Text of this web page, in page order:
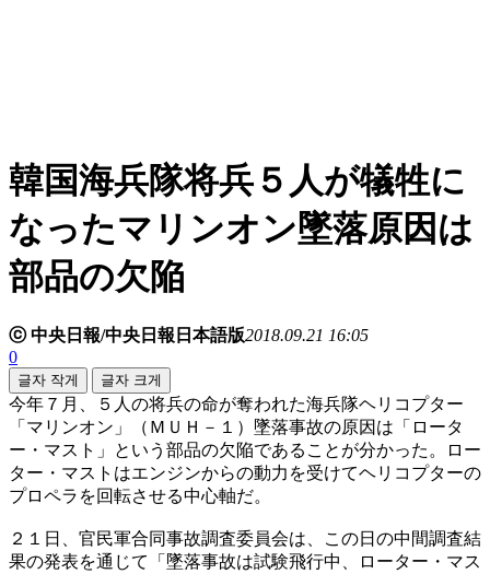
韓国海兵隊将兵５人が犠牲に
なったマリンオン墜落原因は
部品の欠陥
ⓒ 中央日報/中央日報日本語版2018.09.21 16:05
0
글자 작게 글자 크게
今年７月、５人の将兵の命が奪われた海兵隊ヘリコプター
「マリンオン」（ＭＵＨ－１）墜落事故の原因は「ロータ
ー・マスト」という部品の欠陥であることが分かった。ロー
ター・マストはエンジンからの動力を受けてヘリコプターの
プロペラを回転させる中心軸だ。
２１日、官民軍合同事故調査委員会は、この日の中間調査結
果の発表を通じて「墜落事故は試験飛行中、ローター・マス